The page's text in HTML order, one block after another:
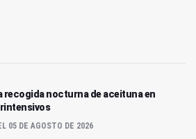
recogida nocturna de aceituna en
05 DE AGOSTO DE 2026